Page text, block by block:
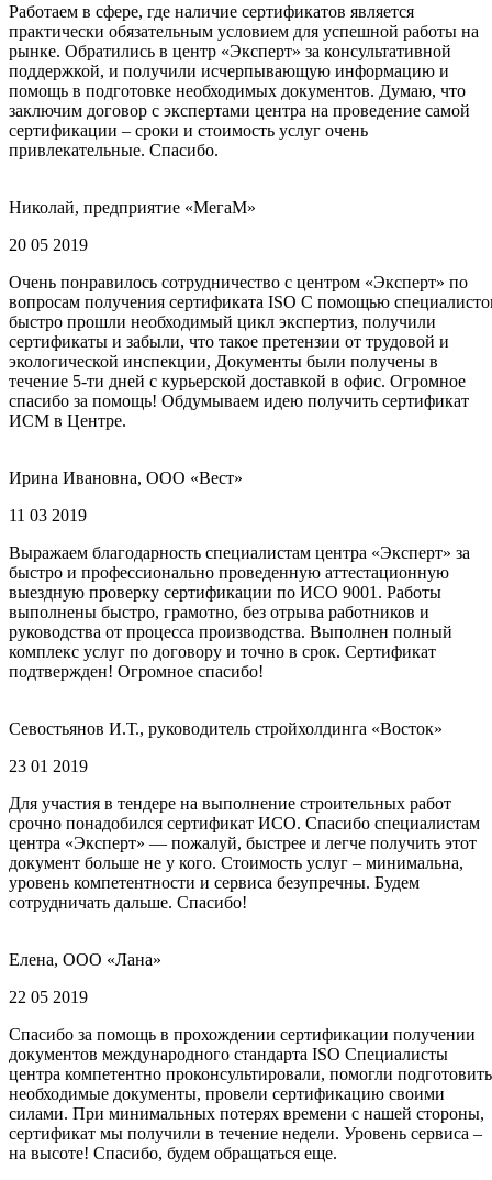
Работаем в сфере, где наличие сертификатов является
практически обязательным условием для успешной работы на
рынке. Обратились в центр «Эксперт» за консультативной
поддержкой, и получили исчерпывающую информацию и
помощь в подготовке необходимых документов. Думаю, что
заключим договор с экспертами центра на проведение самой
сертификации – сроки и стоимость услуг очень
привлекательные. Спасибо.
Николай, предприятие «МегаМ»
20 05 2019
Очень понравилось сотрудничество с центром «Эксперт» по
вопросам получения сертификата ISO С помощью
быстро прошли необходимый цикл экспертиз, получили
сертификаты и забыли, что такое претензии от трудовой и
экологической инспекции, Документы были получены в
течение 5-ти дней с курьерской доставкой в офис. Огромное
спасибо за помощь! Обдумываем идею получить сертификат
ИСМ в Центре.
Ирина Ивановна, ООО «Вест»
11 03 2019
Выражаем благодарность специалистам центра «Эксперт» за
быстро и профессионально проведенную аттестационную
выездную проверку сертификации по ИСО 9001. Работы
выполнены быстро, грамотно, без отрыва работников и
руководства от процесса производства. Выполнен полный
комплекс услуг по договору и точно в срок. Сертификат
подтвержден! Огромное спасибо!
Севостьянов И.Т., руководитель стройхолдинга «Восток»
23 01 2019
Для участия в тендере на выполнение строительных работ
срочно понадобился сертификат ИСО. Спасибо специалистам
центра «Эксперт» — пожалуй, быстрее и легче получить этот
документ больше не у кого. Стоимость услуг – минимальна,
уровень компетентности и сервиса безупречны. Будем
сотрудничать дальше. Спасибо!
Елена, ООО «Лана»
22 05 2019
Спасибо за помощь в прохождении сертификации получении
документов международного стандарта ISO Специалисты
центра компетентно проконсультировали, помогли подготовить
необходимые документы, провели сертификацию своими
силами. При минимальных потерях времени с нашей стороны,
сертификат мы получили в течение недели. Уровень сервиса –
на высоте! Спасибо, будем обращаться еще.